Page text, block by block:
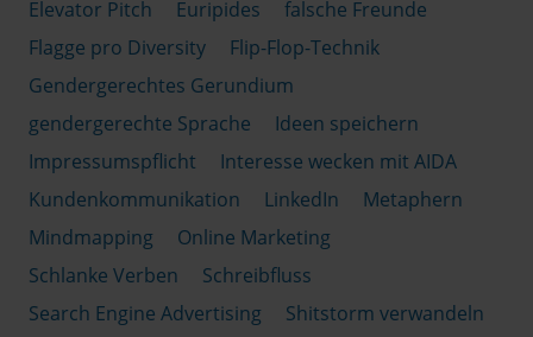
Elevator Pitch
Euripides
falsche Freunde
Flagge pro Diversity
Flip-Flop-Technik
Gendergerechtes Gerundium
gendergerechte Sprache
Ideen speichern
Impressumspflicht
Interesse wecken mit AIDA
Kundenkommunikation
LinkedIn
Metaphern
Mindmapping
Online Marketing
Schlanke Verben
Schreibfluss
Search Engine Advertising
Shitstorm verwandeln